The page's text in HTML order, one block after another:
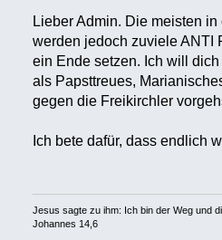
Lieber Admin. Die meisten
werden jedoch zuviele ANTI
ein Ende setzen. Ich will
als Papsttreues,
gegen die Freikirchler
Ich bete dafür, dass endlich
Jesus sagte zu ihm: Ich bin der Weg und
Johannes 14,6